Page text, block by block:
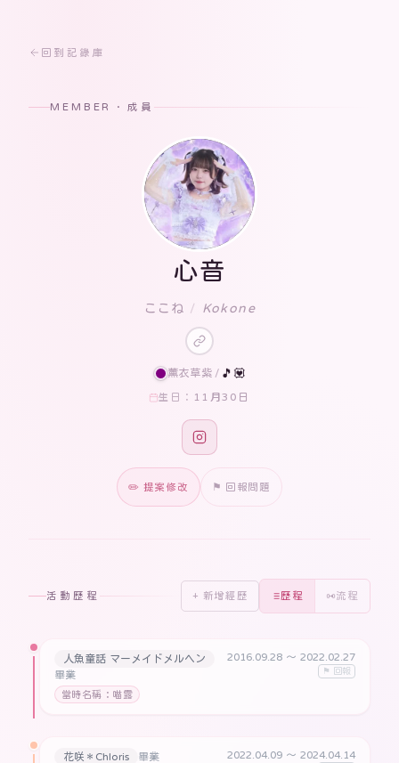
回到記錄庫
MEMBER · 成員
心音
ここね / Kokone
薰衣草紫 / 🎵💟
生日： 11月30日
✏️ 提案修改 ⚑ 回報問題
活動歷程 + 新增經歷 歷程 流程
人魚童話 マーメイドメルヘン
畢業
當時名稱：喵露
2016.09.28 〜 2022.02.27
⚑ 回報
花咲＊Chloris
畢業
2022.04.09 〜 2024.04.14